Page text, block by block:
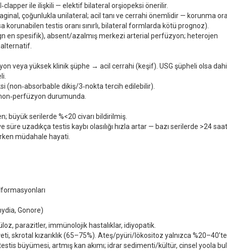
ile ilişkili — elektif bilateral orşiopeksi önerilir.
çoğunlukla unilateral; acil tanı ve cerrahi önemlidir — korunma
korunabilen testis oranı sınırlı, bilateral formlarda kötü prognoz).
en spesifik), absent/azalmış merkezi arterial perfüzyon; heterojen
veya yüksek klinik şüphe → acil cerrahi (keşif). USG şüpheli olsa
(non‑absorbable dikiş/3‑nokta tercih edilebilir).
durumunda.
büyük serilerde %<20 civarı bildirilmiş.
uzadıkça testis kaybı olasılığı hızla artar — bazı serilerde >24
müdahale hayati.
Gonore)
parazitler, immünolojik hastalıklar, idiyopatik.
skrotal kızarıklık (65–75%). Ateş/pyüri/lökositoz yalnızca %20–40’te.
büyümesi, artmış kan akımı; idrar sedimenti/kültür, cinsel yoola